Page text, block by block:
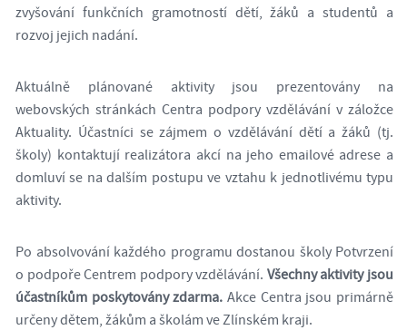
zvyšování funkčních gramotností dětí, žáků a studentů a
rozvoj jejich nadání.
Aktuálně plánované aktivity jsou prezentovány na
webovských stránkách Centra podpory vzdělávání v záložce
Aktuality. Účastníci se zájmem o vzdělávání dětí a žáků (tj.
školy) kontaktují realizátora akcí na jeho emailové adrese a
domluví se na dalším postupu ve vztahu k jednotlivému typu
aktivity.
Po absolvování každého programu dostanou školy Potvrzení
o podpoře Centrem podpory vzdělávání. Všechny aktivity jsou
účastníkům poskytovány zdarma. Akce Centra jsou primárně
určeny dětem, žákům a školám ve Zlínském kraji.